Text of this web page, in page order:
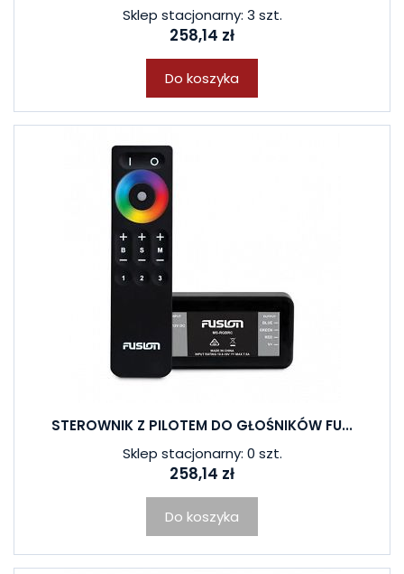
Sklep stacjonarny: 3 szt.
258,14 zł
Do koszyka
STEROWNIK Z PILOTEM DO GŁOŚNIKÓW FU...
Sklep stacjonarny: 0 szt.
258,14 zł
Do koszyka